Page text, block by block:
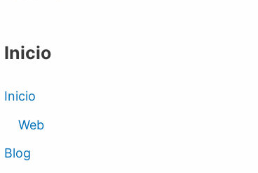
Inicio
Inicio
Web
Blog